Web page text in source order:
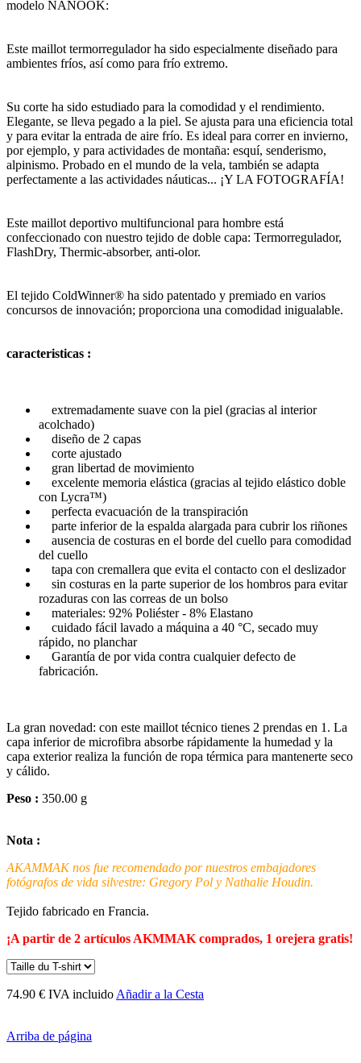
modelo NANOOK:
Este maillot termorregulador ha sido especialmente diseñado para
ambientes fríos, así como para frío extremo.
Su corte ha sido estudiado para la comodidad y el rendimiento.
Elegante, se lleva pegado a la piel. Se ajusta para una eficiencia total
y para evitar la entrada de aire frío. Es ideal para correr en invierno,
por ejemplo, y para actividades de montaña: esquí, senderismo,
alpinismo. Probado en el mundo de la vela, también se adapta
perfectamente a las actividades náuticas... ¡Y LA FOTOGRAFÍA!
Este maillot deportivo multifuncional para hombre está
confeccionado con nuestro tejido de doble capa: Termorregulador,
FlashDry, Thermic-absorber, anti-olor.
El tejido ColdWinner® ha sido patentado y premiado en varios
concursos de innovación; proporciona una comodidad inigualable.
caracteristicas :
extremadamente suave con la piel (gracias al interior
acolchado)
diseño de 2 capas
corte ajustado
gran libertad de movimiento
excelente memoria elástica (gracias al tejido elástico doble
con Lycra™)
perfecta evacuación de la transpiración
parte inferior de la espalda alargada para cubrir los riñones
ausencia de costuras en el borde del cuello para comodidad
del cuello
tapa con cremallera que evita el contacto con el deslizador
sin costuras en la parte superior de los hombros para evitar
rozaduras con las correas de un bolso
materiales: 92% Poliéster - 8% Elastano
cuidado fácil lavado a máquina a 40 °C, secado muy
rápido, no planchar
Garantía de por vida contra cualquier defecto de
fabricación.
La gran novedad: con este maillot técnico tienes 2 prendas en 1. La
capa inferior de microfibra absorbe rápidamente la humedad y la
capa exterior realiza la función de ropa térmica para mantenerte seco
y cálido.
Peso : 350.00 g
Nota :
AKAMMAK nos fue recomendado por nuestros embajadores
fotógrafos de vida silvestre: Gregory Pol y Nathalie Houdin.
Tejido fabricado en Francia.
¡A partir de 2 artículos AKMMAK comprados, 1 orejera gratis!
74.90 € IVA incluido Añadir a la Cesta
Arriba de página